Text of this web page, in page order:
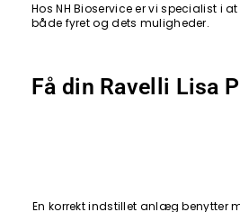
Hos NH Bioservice er vi specialist i
både fyret og dets muligheder.
Få din Ravelli Lisa
En korrekt indstillet anlæg benytter